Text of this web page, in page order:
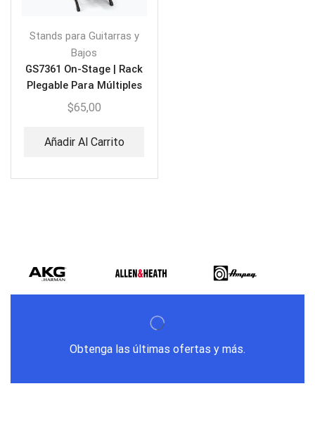
Stands para Guitarras y
Bajos
GS7361 On-Stage | Rack
Plegable Para Múltiples
Guitarras de Tres
$65,00
Añadir Al Carrito
Obtenga las últimas ofertas y más.